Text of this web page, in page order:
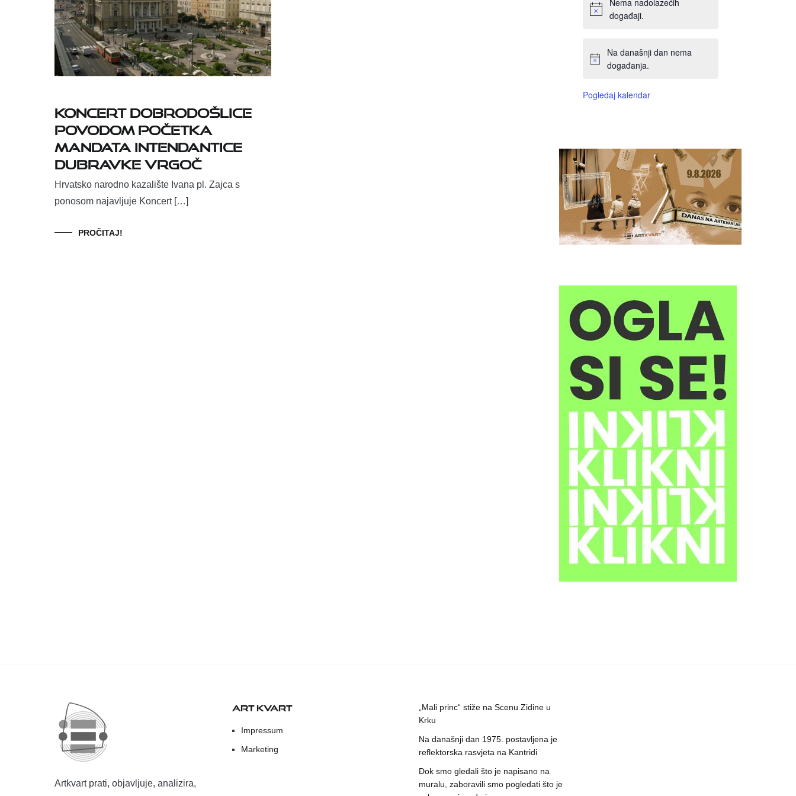
Koncert dobrodošlice
povodom početka
mandata intendantice
Dubravke Vrgoč
Hrvatsko narodno kazalište Ivana pl. Zajca s
ponosom najavljuje Koncert […]
PROČITAJ!
Nema nadolazećih
događaji.
Na današnji dan nema
događanja.
Pogledaj kalendar
Artkvart prati, objavljuje, analizira,
ART KVART
Impressum
Marketing
„Mali princ“ stiže na Scenu Zidine u
Krku
Na današnji dan 1975. postavljena je
reflektorska rasvjeta na Kantridi
Dok smo gledali što je napisano na
muralu, zaboravili smo pogledati što je